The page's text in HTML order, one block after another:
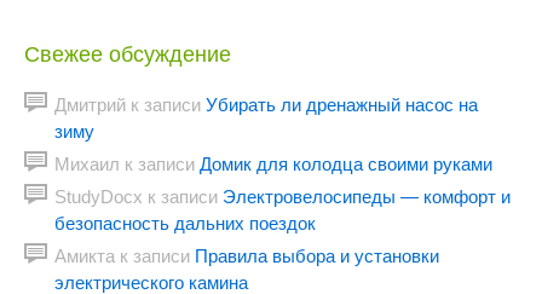
Свежее обсуждение
Дмитрий к записи Убирать ли дренажный насос на
зиму
Михаил к записи Домик для колодца своими руками
StudyDocx к записи Электровелосипеды — комфорт и
безопасность дальних поездок
Амикта к записи Правила выбора и установки
электрического камина